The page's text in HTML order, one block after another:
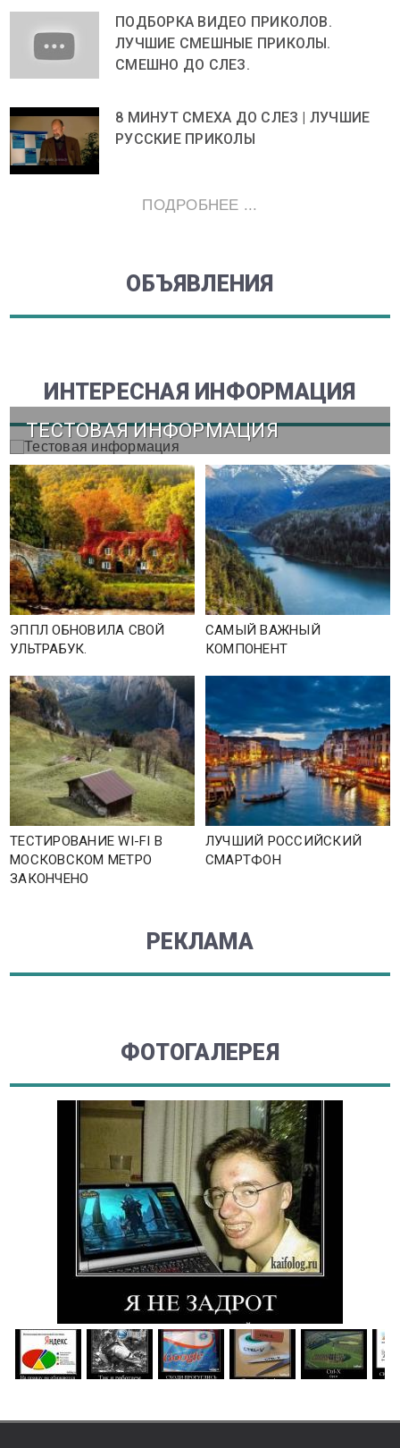
ПОДБОРКА ВИДЕО ПРИКОЛОВ.
ЛУЧШИЕ СМЕШНЫЕ ПРИКОЛЫ.
СМЕШНО ДО СЛЕЗ.
8 МИНУТ СМЕХА ДО СЛЕЗ | ЛУЧШИЕ
РУССКИЕ ПРИКОЛЫ
ПОДРОБНЕЕ ...
ОБЪЯВЛЕНИЯ
ИНТЕРЕСНАЯ ИНФОРМАЦИЯ
ТЕСТОВАЯ ИНФОРМАЦИЯ
ЭППЛ ОБНОВИЛА СВОЙ
УЛЬТРАБУК.
САМЫЙ ВАЖНЫЙ
КОМПОНЕНТ
ТЕСТИРОВАНИЕ WI-FI В
МОСКОВСКОМ МЕТРО
ЗАКОНЧЕНО
ЛУЧШИЙ РОССИЙСКИЙ
СМАРТФОН
РЕКЛАМА
ФОТОГАЛЕРЕЯ